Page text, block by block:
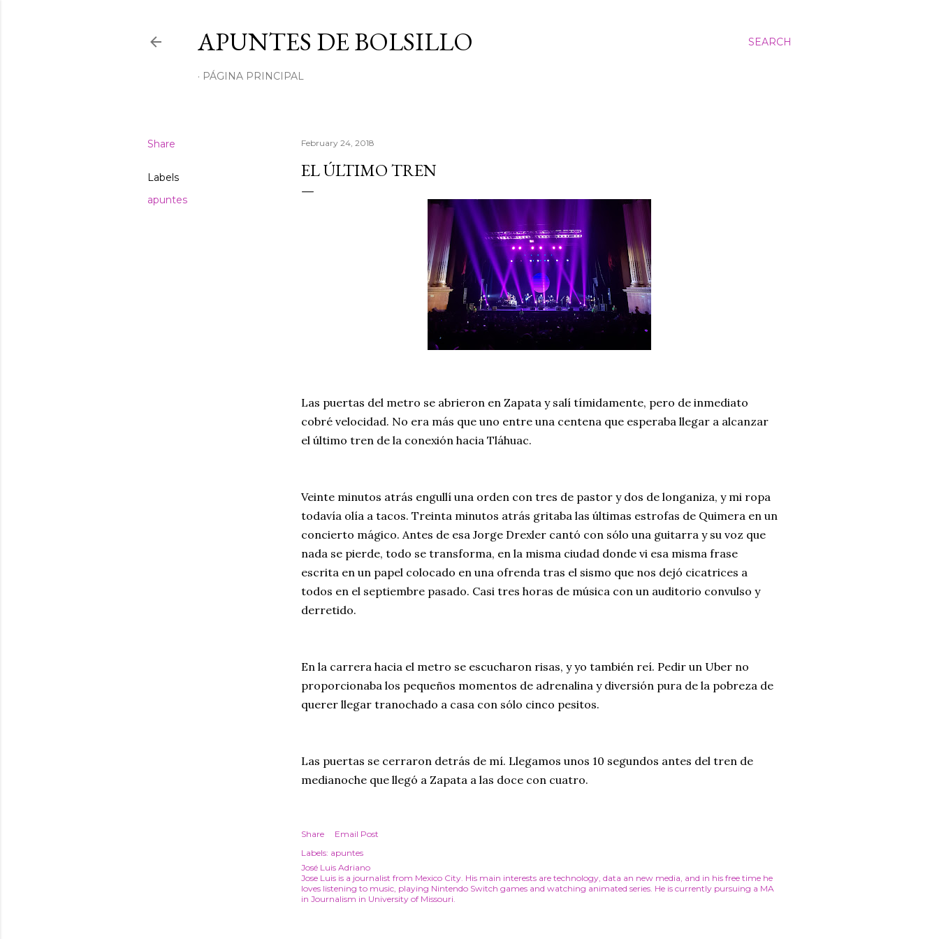
SEARCH
APUNTES DE BOLSILLO
PÁGINA PRINCIPAL
Share
Labels
apuntes
February 24, 2018
EL ÚLTIMO TREN
Las puertas del metro se abrieron en Zapata y salí tímidamente, pero de inmediato
cobré velocidad. No era más que uno entre una centena que esperaba llegar a alcanzar
el último tren de la conexión hacia Tláhuac.
Veinte minutos atrás engullí una orden con tres de pastor y dos de longaniza, y mi ropa
todavía olía a tacos. Treinta minutos atrás gritaba las últimas estrofas de Quimera en un
concierto mágico. Antes de esa Jorge Drexler cantó con sólo una guitarra y su voz que
nada se pierde, todo se transforma, en la misma ciudad donde vi esa misma frase
escrita en un papel colocado en una ofrenda tras el sismo que nos dejó cicatrices a
todos en el septiembre pasado. Casi tres horas de música con un auditorio convulso y
derretido.
En la carrera hacia el metro se escucharon risas, y yo también reí. Pedir un Uber no
proporcionaba los pequeños momentos de adrenalina y diversión pura de la pobreza de
querer llegar tranochado a casa con sólo cinco pesitos.
Las puertas se cerraron detrás de mí. Llegamos unos 10 segundos antes del tren de
medianoche que llegó a Zapata a las doce con cuatro.
Share
Email Post
Labels: apuntes
José Luis Adriano
Jose Luis is a journalist from Mexico City. His main interests are technology, data an new media, and in his free time he
loves listening to music, playing Nintendo Switch games and watching animated series. He is currently pursuing a MA
in Journalism in University of Missouri.